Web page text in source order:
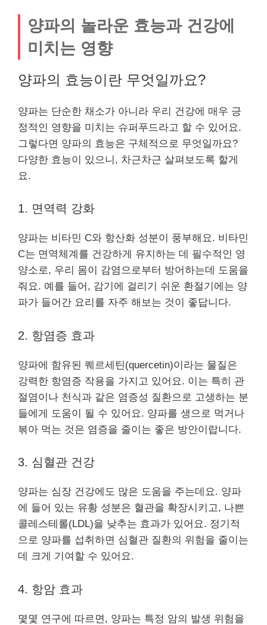
양파의 놀라운 효능과 건강에
미치는 영향
양파의 효능이란 무엇일까요?
양파는 단순한 채소가 아니라 우리 건강에 매우 긍
정적인 영향을 미치는 슈퍼푸드라고 할 수 있어요.
그렇다면 양파의 효능은 구체적으로 무엇일까요?
다양한 효능이 있으니, 차근차근 살펴보도록 할게
요.
1. 면역력 강화
양파는 비타민 C와 항산화 성분이 풍부해요. 비타민
C는 면역체계를 건강하게 유지하는 데 필수적인 영
양소로, 우리 몸이 감염으로부터 방어하는데 도움을
줘요. 예를 들어, 감기에 걸리기 쉬운 환절기에는 양
파가 들어간 요리를 자주 해보는 것이 좋답니다.
2. 항염증 효과
양파에 함유된 퀘르세틴(quercetin)이라는 물질은
강력한 항염증 작용을 가지고 있어요. 이는 특히 관
절염이나 천식과 같은 염증성 질환으로 고생하는 분
들에게 도움이 될 수 있어요. 양파를 생으로 먹거나
볶아 먹는 것은 염증을 줄이는 좋은 방안이랍니다.
3. 심혈관 건강
양파는 심장 건강에도 많은 도움을 주는데요. 양파
에 들어 있는 유황 성분은 혈관을 확장시키고, 나쁜
콜레스테롤(LDL)을 낮추는 효과가 있어요. 정기적
으로 양파를 섭취하면 심혈관 질환의 위험을 줄이는
데 크게 기여할 수 있어요.
4. 항암 효과
몇몇 연구에 따르면, 양파는 특정 암의 발생 위험을